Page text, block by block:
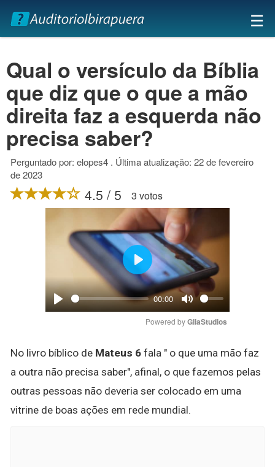
×
☰
Qual o versículo da Bíblia
que diz que o que a mão
direita faz a esquerda não
precisa saber?
Perguntado por: elopes4 . Última atualização: 22 de fevereiro
de 2023
4.5 / 5 3 votos
Play
00:00
Mute
Play
Powered by GliaStudios
No livro bíblico de Mateus 6 fala " o que uma mão faz
a outra não precisa saber", afinal, o que fazemos pelas
outras pessoas não deveria ser colocado em uma
vitrine de boas ações em rede mundial.